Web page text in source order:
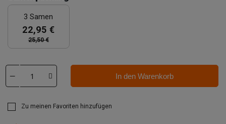
3 Samen
22,95 €
25,50 €
In den Warenkorb
Zu meinen Favoriten hinzufügen